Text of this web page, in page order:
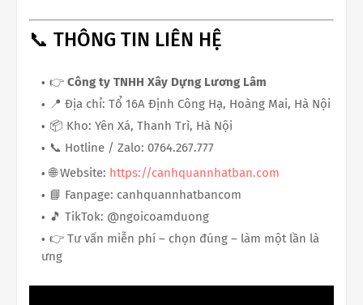
📞 THÔNG TIN LIÊN HỆ
👉 Công ty TNHH Xây Dựng Lương Lâm
📍 Địa chỉ: Tổ 16A Định Công Hạ, Hoàng Mai, Hà Nội
📦 Kho: Yên Xá, Thanh Trì, Hà Nội
📞 Hotline / Zalo: 0764.267.777
🌐 Website: https://canhquannhatban.com
📘 Fanpage: canhquannhatbancom
🎵 TikTok: @ngoicoamduong
👉 Tư vấn miễn phí – chọn đúng – làm một lần là
ưng